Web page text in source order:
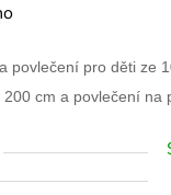
povlečení pro děti ze
cm a povlečení na